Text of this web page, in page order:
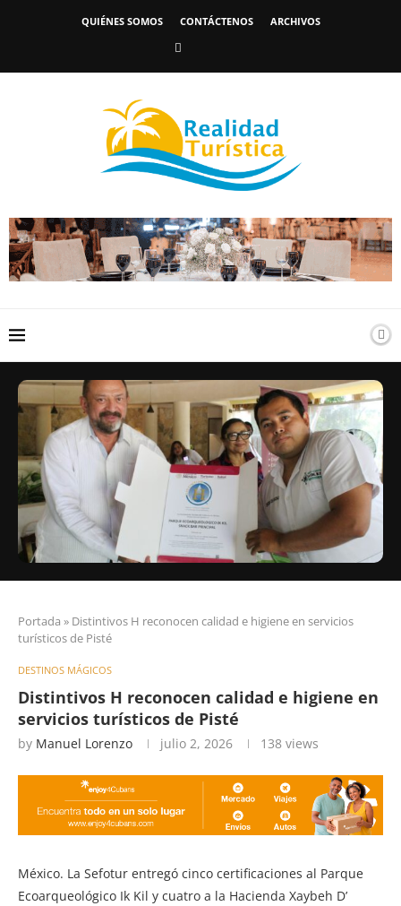
QUIÉNES SOMOS CONTÁCTENOS ARCHIVOS
Portada » Distintivos H reconocen calidad e higiene en servicios
turísticos de Pisté
DESTINOS MÁGICOS
Distintivos H reconocen calidad e higiene en
servicios turísticos de Pisté
by Manuel Lorenzo julio 2, 2026 138 views
México. La Sefotur entregó cinco certificaciones al Parque
Ecoarqueológico Ik Kil y cuatro a la Hacienda Xaybeh D’